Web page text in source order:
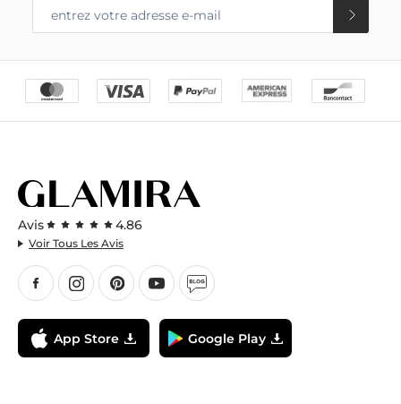
Avis 4.86
Voir Tous Les Avis
App Store Google Play